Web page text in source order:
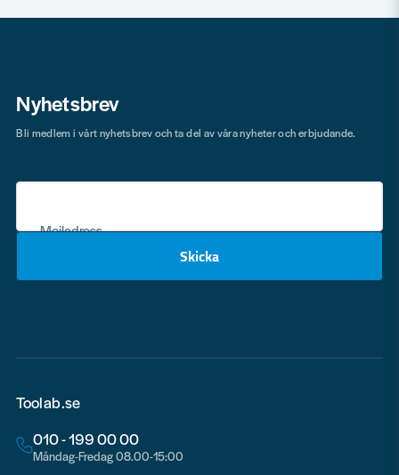
Nyhetsbrev
Mejladress
Skicka
Bli medlem i vårt nyhetsbrev och ta del av våra nyheter och erbjudande.
Toolab.se
010 - 199 00 00
Måndag-Fredag 08.00-15:00